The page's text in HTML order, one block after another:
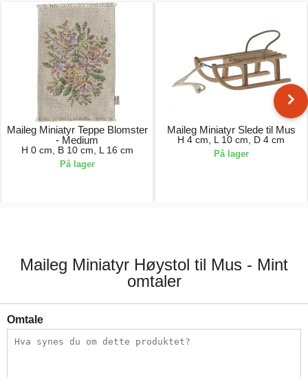
Maileg Miniatyr Teppe Blomster
- Medium
H 0 cm, B 10 cm, L 16 cm
På lager
Maileg Miniatyr Slede til Mus
H 4 cm, L 10 cm, D 4 cm
På lager
Maileg Miniatyr Høystol til Mus - Mint
omtaler
Omtale